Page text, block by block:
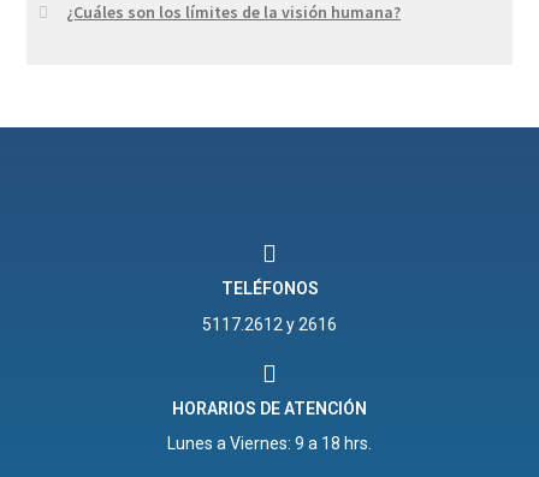
¿Cuáles son los límites de la visión humana?
TELÉFONOS
5117.2612 y 2616
HORARIOS DE ATENCIÓN
Lunes a Viernes: 9 a 18 hrs.